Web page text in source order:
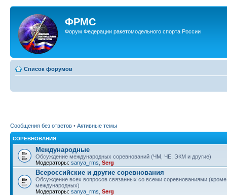
ФРМС
Форум Федерации ракетомодельного спорта России
Список форумов
Сообщения без ответов • Активные темы
СОРЕВНОВАНИЯ
Международные
Обсуждение международных соревнований (ЧМ, ЧЕ, ЭКМ и другие)
Модераторы: sanya_rms Serg
Всероссийские и другие соревнования
Обсуждение всех вопросов связанных со всеми соревнованиями (кроме
международных)
Модераторы: sanya_rms Serg